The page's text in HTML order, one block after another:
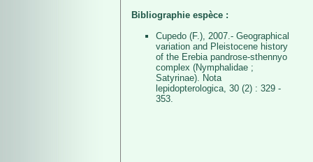
Bibliographie espèce :
Cupedo (F.), 2007.- Geographical
variation and Pleistocene history
of the Erebia pandrose-sthennyo
complex (Nymphalidae ;
Satyrinae). Nota
lepidopterologica, 30 (2) : 329 -
353.